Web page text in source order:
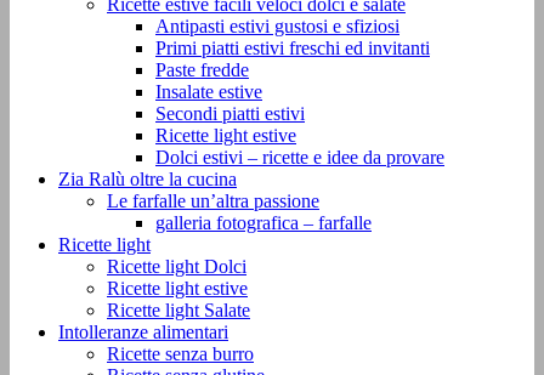
Ricette estive facili veloci dolci e salate
Antipasti estivi gustosi e sfiziosi
Primi piatti estivi freschi ed invitanti
Paste fredde
Insalate estive
Secondi piatti estivi
Ricette light estive
Dolci estivi – ricette e idee da provare
Zia Ralù oltre la cucina
Le farfalle un’altra passione
galleria fotografica – farfalle
Ricette light
Ricette light Dolci
Ricette light estive
Ricette light Salate
Intolleranze alimentari
Ricette senza burro